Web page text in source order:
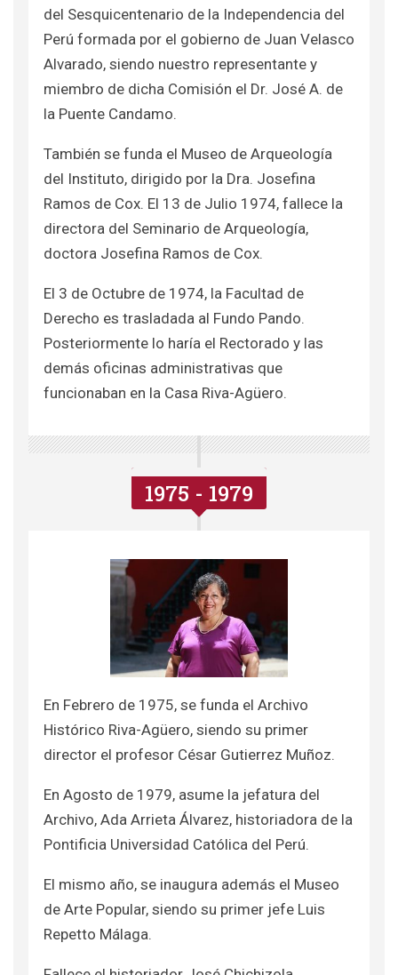
del Sesquicentenario de la Independencia del
Perú formada por el gobierno de Juan Velasco
Alvarado, siendo nuestro representante y
miembro de dicha Comisión el Dr. José A. de
la Puente Candamo.
También se funda el Museo de Arqueología
del Instituto, dirigido por la Dra. Josefina
Ramos de Cox. El 13 de Julio 1974, fallece la
directora del Seminario de Arqueología,
doctora Josefina Ramos de Cox.
El 3 de Octubre de 1974, la Facultad de
Derecho es trasladada al Fundo Pando.
Posteriormente lo haría el Rectorado y las
demás oficinas administrativas que
funcionaban en la Casa Riva-Agüero.
1975 - 1979
En Febrero de 1975, se funda el Archivo
Histórico Riva-Agüero, siendo su primer
director el profesor César Gutierrez Muñoz.
En Agosto de 1979, asume la jefatura del
Archivo, Ada Arrieta Álvarez, historiadora de la
Pontificia Universidad Católica del Perú.
El mismo año, se inaugura además el Museo
de Arte Popular, siendo su primer jefe Luis
Repetto Málaga.